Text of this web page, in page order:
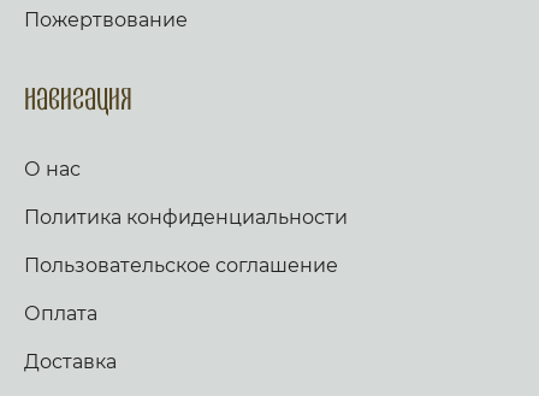
товаров, освященных на камне Миропомазания.
Пожертвование
Навигация
О нас
Политика конфиденциальности
Пользовательское соглашение
Оплата
Доставка